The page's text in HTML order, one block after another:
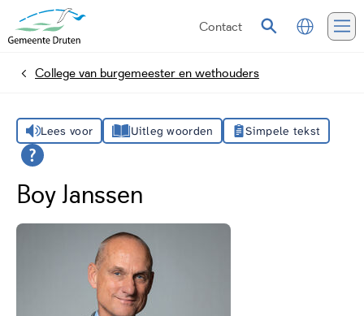
Contact
ZoekenVertalen
HomeCollege van burgemeester en wethouders
Lees voor Uitleg woorden Simpele tekst
Boy Janssen